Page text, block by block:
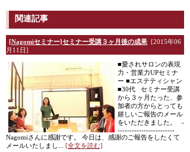
関連記事
[Nagomiセミナー]セミナー受講３ヶ月後の成果
[2015年06
月11日]
■愛されサロンの表現
力・営業力UPセミナ
ー ■エステティシャン
■30代 セミナー受講
から３ヶ月たった、参
加者の方からとっても
嬉しいご報告のメール
をいただきました。 -
------------------------
Nagomiさんに感謝です。 今日は、感謝のご報告をしたくて
メールいたしまし...
[全文を読む]